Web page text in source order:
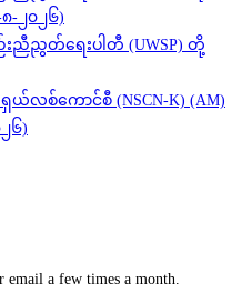
-၂၀၂၆)
းညီညွတ်ရေးပါတီ (UWSP) တို့
ရှယ်လစ်ကောင်စီ (NSCN-K) (AM)
၆)
a few times a month.